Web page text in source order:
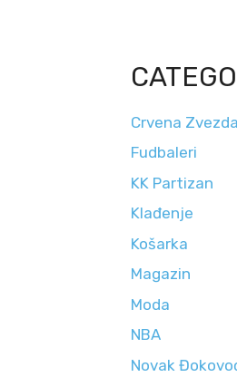
Crvena Zvezda
Fudbaleri
KK Partizan
Klađenje
Košarka
Magazin
Moda
NBA
Novak